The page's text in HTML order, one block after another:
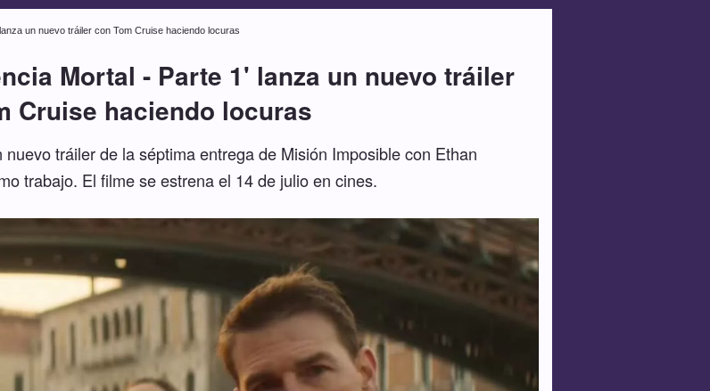
un nuevo tráiler con Tom Cruise haciendo locuras
Mortal - Parte 1' lanza un nuevo tráiler
Cruise haciendo locuras
tráiler de la séptima entrega de Misión Imposible con Ethan
trabajo. El filme se estrena el 14 de julio en cines.